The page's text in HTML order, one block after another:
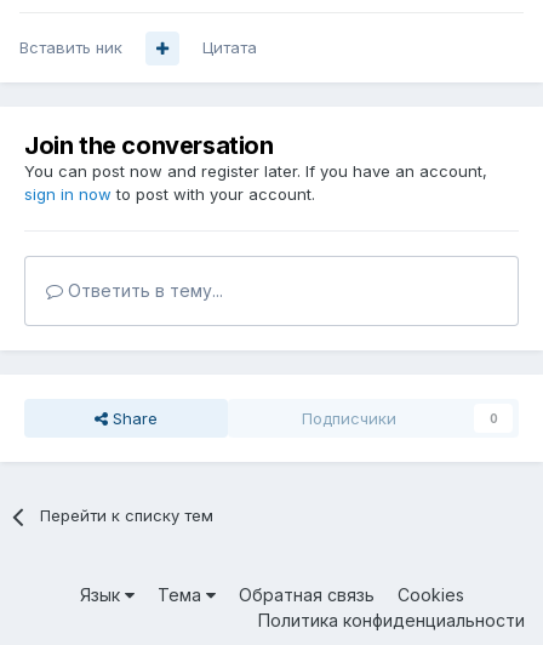
Вставить ник Цитата
Join the conversation
You can post now and register later. If you have an account,
sign in now to post with your account.
Ответить в тему...
Share Подписчики 0
Перейти к списку тем
Язык Тема Обратная связь
Cookies
Политика конфиденциальности